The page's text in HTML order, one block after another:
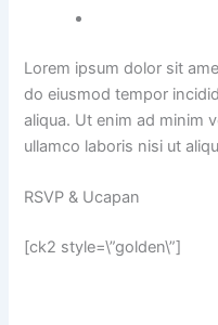
Lorem ipsum dolor sit
do eiusmod tempor
aliqua. Ut enim ad minim
ullamco laboris nisi ut
RSVP & Ucapan
[ck2 style=\”golden\”]